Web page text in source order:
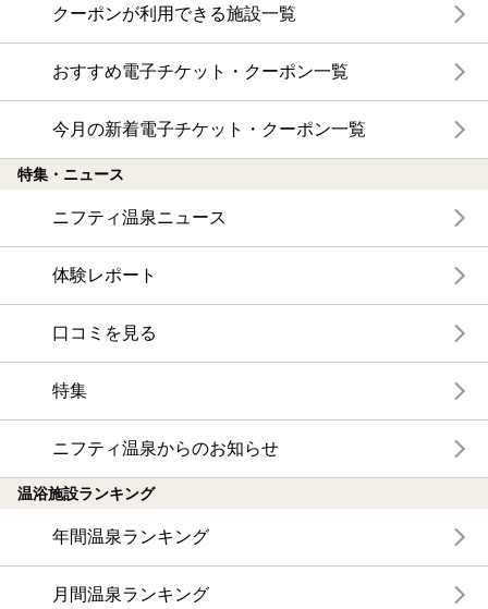
クーポンが利用できる施設一覧
おすすめ電子チケット・クーポン一覧
今月の新着電子チケット・クーポン一覧
特集・ニュース
ニフティ温泉ニュース
体験レポート
口コミを見る
特集
ニフティ温泉からのお知らせ
温浴施設ランキング
年間温泉ランキング
月間温泉ランキング